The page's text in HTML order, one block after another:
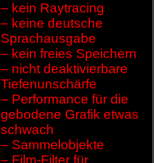
– kein Raytracing
– keine deutsche
Sprachausgabe
– kein freies Speichern
– nicht deaktivierbare
Tiefenunschärfe
– Performance für die
gebodene Grafik etwas
schwach
– Sammelobjekte